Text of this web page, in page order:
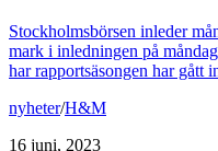
Stockholmsbörsen inleder
mark i inledningen på
har rapportsäsongen har gått
nyheter/H&M
16 juni, 2023